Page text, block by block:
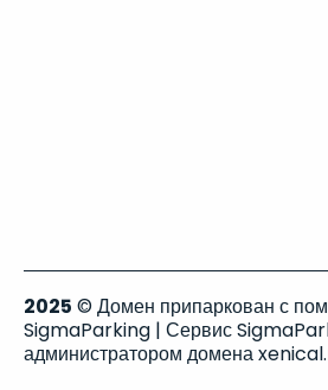
2025 © Домен припаркован с
SigmaParking | Сервис
администратором домена